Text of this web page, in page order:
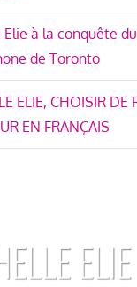
Elie à la conquête
de Toronto
ELIE, CHOISIR DE
EN FRANÇAIS